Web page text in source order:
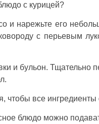
с курицей?
и нарежьте его
с перьевым
и бульон. Тщательно
чтобы все ингредиенты
блюдо можно